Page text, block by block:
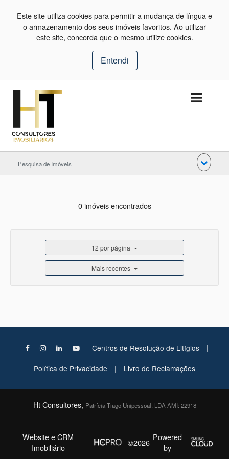
Este site utiliza cookies para permitir a mudança de língua e
o armazenamento dos seus imóveis favoritos. Ao utilizar
este site, concorda que o mesmo utilize cookies.
Entendi
Pesquisa de Imóveis
0 imóveis encontrados
12 por página
Mais recentes
Centros de Resolução de Litígios |
Política de Privacidade | Livro de Reclamações
Ht Consultores, Patrícia Tiago Unipessoal, LDA AMI: 22918
Website e CRM
Imobiliário
©2026 Powered
by